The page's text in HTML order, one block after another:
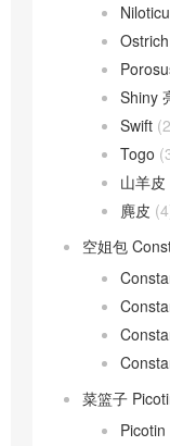
Shiny
Swift
Togo
山羊皮
麂皮
空姐包
菜篮子